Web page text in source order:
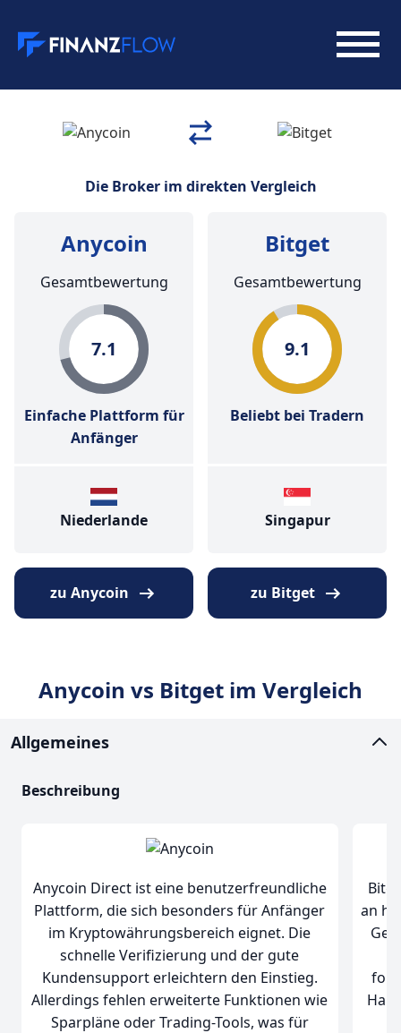
Die Broker im direkten Vergleich
Anycoin
Gesamtbewertung
7.1
Einfache Plattform für
Anfänger
Niederlande
Bitget
Gesamtbewertung
9.1
Beliebt bei Tradern
Singapur
zu Anycoin zu Bitget
Anycoin vs Bitget im Vergleich
Allgemeines
Beschreibung
Anycoin Direct ist eine benutzerfreundliche
Plattform, die sich besonders für Anfänger
im Kryptowährungsbereich eignet. Die
schnelle Verifizierung und der gute
Kundensupport erleichtern den Einstieg.
Allerdings fehlen erweiterte Funktionen wie
Sparpläne oder Trading-Tools, was für
an